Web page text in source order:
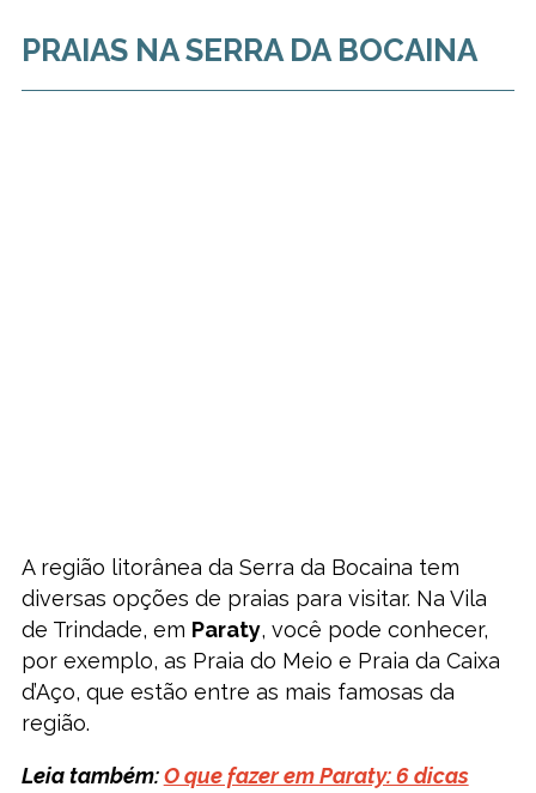
PRAIAS NA SERRA DA BOCAINA
A região litorânea da Serra da Bocaina tem
diversas opções de praias para visitar. Na Vila
de Trindade, em Paraty, você pode conhecer,
por exemplo, as Praia do Meio e Praia da Caixa
d’Aço, que estão entre as mais famosas da
região.
Leia também:O que fazer em Paraty: 6 dicas